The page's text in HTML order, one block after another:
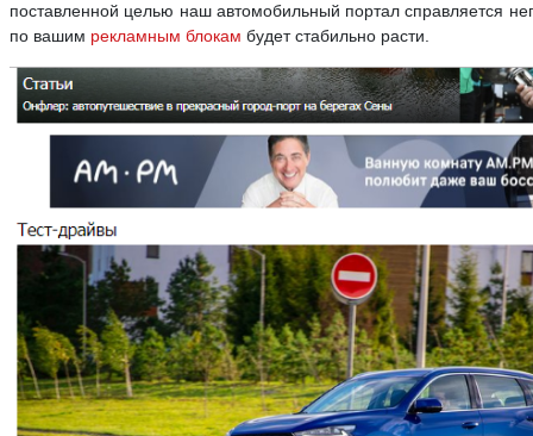
поставленной целью наш автомобильный портал справляется
по вашим рекламным блокам будет стабильно расти.